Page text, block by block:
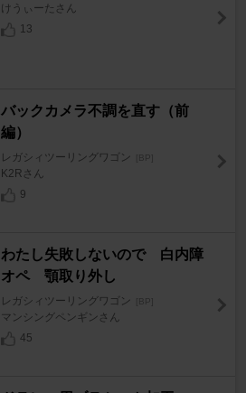
けうぃーたさん
13
バックカメラ不調を直す（前
編）
レガシィツーリングワゴン [BP]
K2Rさん
9
わたし失敗しないので 白内障
オペ 顎取り外し
レガシィツーリングワゴン [BP]
マンシングペンギンさん
45